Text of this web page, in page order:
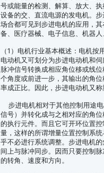
号或能量的检测、解算、放大、
设备的交、直流电源的发电机。
场合都可见到步进电机的应用，
备、医疗器械、电子信息、机器
（1）电机行业基本概述：电机
电动机又可划分为步进电动机和
脉冲信号转换成相应角位移或线
个角度或前进一步，其输出的角
率成正比。因此，步进电动机又称
步进电机相对于其他控制用途
信号）并转化成与之相对应的角
的执行元件。而且它可开环位置
量，这样的所谓增量位置控制系
乎不必进行系统调整。步进电机
间上与脉冲同步。因而只要控制
的转角、速度和方向。